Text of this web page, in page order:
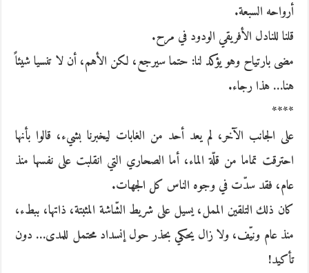
أرواحه السبعة.
قلنا للنادل الأفريقي الودود في مرح.
مضى بارتياح وهو يؤكد لنا: حتما سيرجع، لكن الأهم، أن لا تنسيا شيئاً
هنا… هذا رجاء.
****
على الجانب الآخر، لم يعد أحد من الغابات ليخبرنا بشيء، قالوا بأنها
احترقت تماما من قلّة الماء، أما الصحاري التي انقلبت على نفسها منذ
عام، فقد سدّت في وجوه الناس كل الجهات.
كان ذلك التلقين الممل، يسيل على شريط الشّاشة المثبتة، ذاتها، ببطء،
منذ عام ونيّف، ولا زال يحكي بحذر حول إنسداد محتمل للمدى… دون
تأكيد!